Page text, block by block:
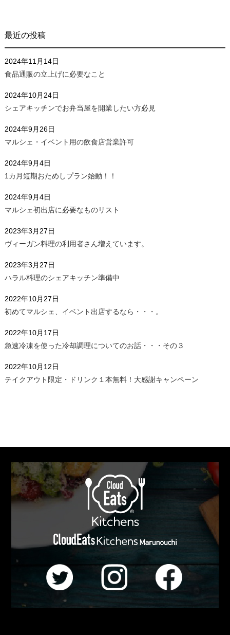
最近の投稿
食品通販の立上げに必要なこと
2024年11月14日
シェアキッチンでお弁当屋を開業したい方必見
2024年10月24日
マルシェ・イベント用の飲食店営業許可
2024年9月26日
1カ月短期おためしプラン始動！！
2024年9月4日
マルシェ初出店に必要なものリスト
2024年9月4日
ヴィーガン料理の利用者さん増えています。
2023年3月27日
ハラル料理のシェアキッチン準備中
2023年3月27日
初めてマルシェ、イベント出店するなら・・・。
2022年10月27日
急速冷凍を使った冷却調理についてのお話・・・その３
2022年10月17日
テイクアウト限定・ドリンク１本無料！大感謝キャンペーン
2022年10月12日